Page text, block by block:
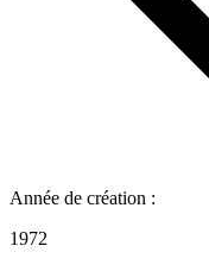
Année de création :
1972